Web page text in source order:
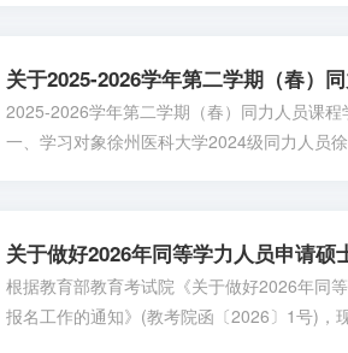
关于2025-2026学年第二学期（春）
2025-2026学年第二学期（春）同力人员课
一、学习对象徐州医科大学2024级同力人员
根据教育部教育考试院《关于做好2026年同
报名工作的通知》(教考院函〔2026〕1号)，